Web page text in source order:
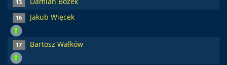
13
16 Jakub Więcek
17 Bartosz Walków